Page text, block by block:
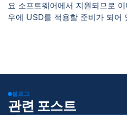
요 소프트웨어에서 지원되므로
우에 USD를 적용할 준비가 되어
블로그
관련 포스트